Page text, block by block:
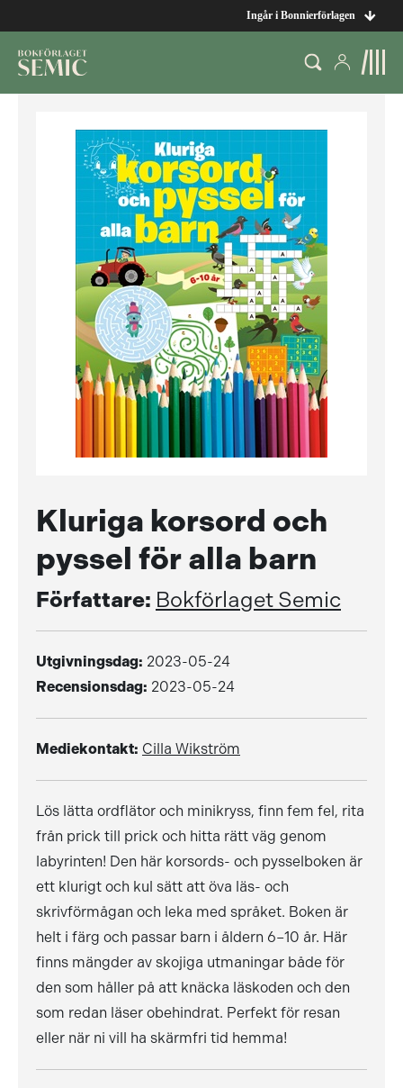
Ingår i Bonnierförlagen
Kluriga korsord och
pyssel för alla barn
Författare: Bokförlaget Semic
Utgivningsdag: 2023-05-24
Recensionsdag: 2023-05-24
Mediekontakt: Cilla Wikström
Lös lätta ordflätor och minikryss, finn fem fel, rita
från prick till prick och hitta rätt väg genom
labyrinten! Den här korsords- och pysselboken är
ett klurigt och kul sätt att öva läs- och
skrivförmågan och leka med språket. Boken är
helt i färg och passar barn i åldern 6–10 år. Här
finns mängder av skojiga utmaningar både för
den som håller på att knäcka läskoden och den
som redan läser obehindrat. Perfekt för resan
eller när ni vill ha skärmfri tid hemma!